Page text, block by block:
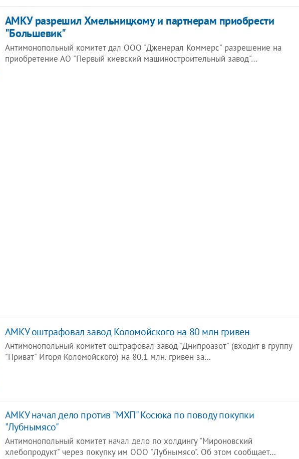
АМКУ разрешил Хмельницкому и партнерам приобрести
"Большевик"
Антимонопольный комитет дал ООО "Дженерал Коммерс" разрешение на
приобретение АО "Первый киевский машиностроительный завод"…
АМКУ оштрафовал завод Коломойского на 80 млн гривен
Антимонопольный комитет оштрафовал завод "Днипроазот" (входит в группу
"Приват" Игоря Коломойского) на 80,1 млн. гривен за…
АМКУ начал дело против "МХП" Косюка по поводу покупки
"Лубнымясо"
Антимонопольный комитет начал дело по холдингу "Мироновский
хлебопродукт" через покупку им ООО "Лубнымясо". Об этом сообщает…